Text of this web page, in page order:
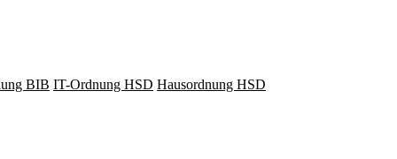
BIB IT-Ordnung HSD Hausordnung HSD